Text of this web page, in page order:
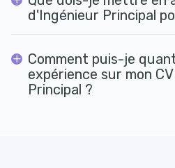
d'Ingénieur Principal
Comment puis-je
expérience sur mon
Principal ?